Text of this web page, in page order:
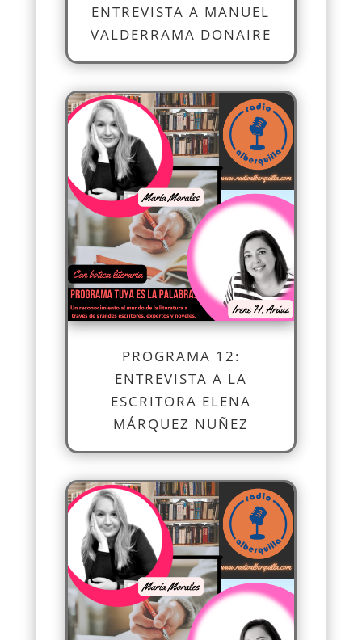
ENTREVISTA A MANUEL
VALDERRAMA DONAIRE
PROGRAMA 12:
ENTREVISTA A LA
ESCRITORA ELENA
MÁRQUEZ NUÑEZ